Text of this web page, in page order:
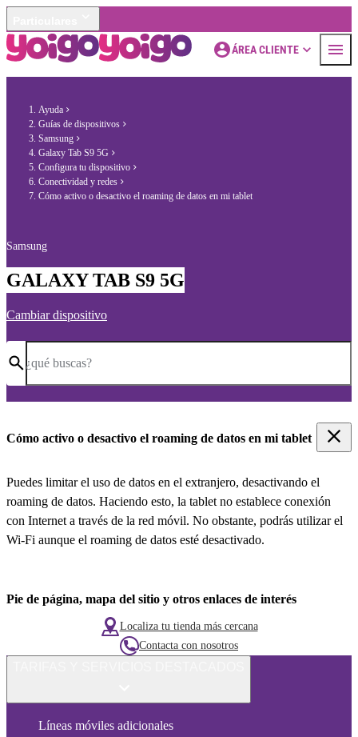
ÁREA CLIENTE
Ayuda
Guías de dispositivos
Samsung
Galaxy Tab S9 5G
Configura tu dispositivo
Conectividad y redes
Cómo activo o desactivo el roaming de datos en mi tablet
Samsung
GALAXY TAB S9 5G
Cambiar dispositivo
¿qué buscas?
Cómo activo o desactivo el roaming de datos en mi tablet
Puedes limitar el uso de datos en el extranjero, desactivando el
roaming de datos. Haciendo esto, la tablet no establece conexión
con Internet a través de la red móvil. No obstante, podrás utilizar el
Wi-Fi aunque el roaming de datos esté desactivado.
Pie de página, mapa del sitio y otros enlaces de interés
Localiza tu tienda más cercana
Contacta con nosotros
Líneas móviles adicionales